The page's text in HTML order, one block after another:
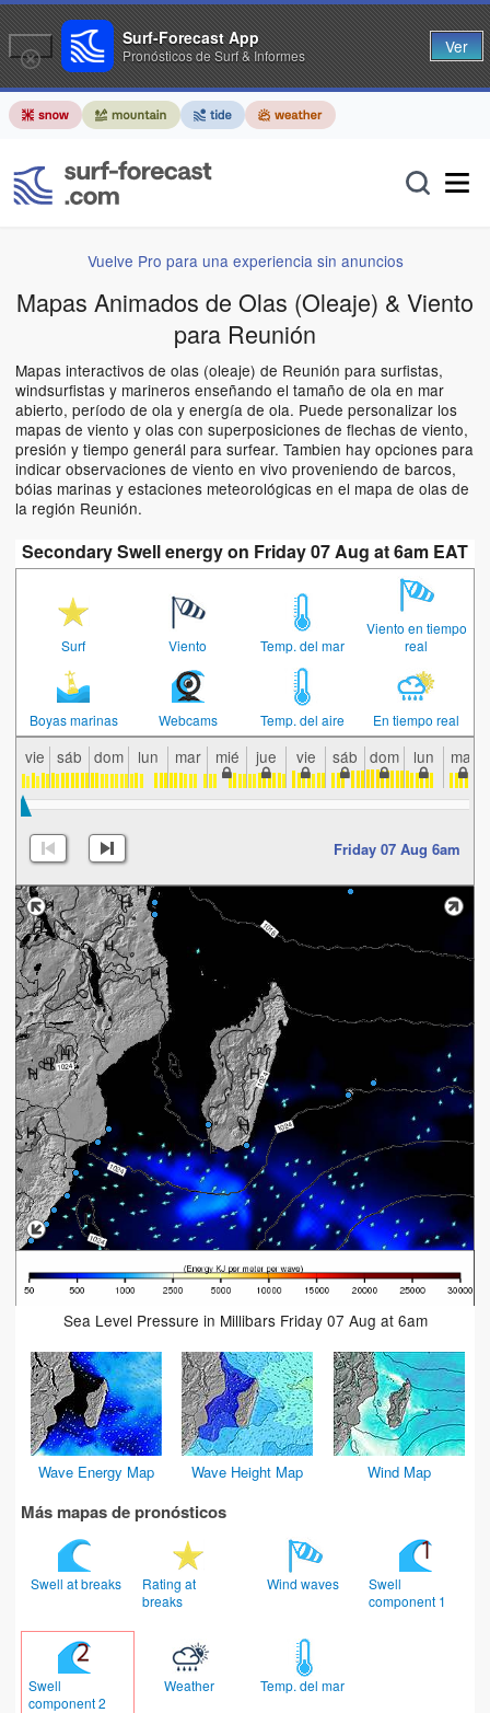
Vuelve Pro para una experiencia sin anuncios
Mapas Animados de Olas (Oleaje) & Viento
para Reunión
Mapas interactivos de olas (oleaje) de Reunión para surfistas,
windsurfistas y marineros enseñando el tamaño de ola en mar
abierto, período de ola y energía de ola. Puede personalizar los
mapas de viento y olas con superposiciones de flechas de viento,
presión y tiempo generál para surfear. Tambien hay opciones para
indicar observaciones de viento en vivo proveniendo de barcos,
bóias marinas y estaciones meteorológicas en el mapa de olas de
la región Reunión.
Secondary Swell energy on Friday 07 Aug at 6am EAT
Surf Viento Temp. del mar
Viento en tiempo
real
Boyas marinas Webcams Temp. del aire En tiempo real
vie sáb dom lun mar mié jue vie sáb dom lun mar
Friday 07 Aug 6am
Sea Level Pressure in Millibars Friday 07 Aug at 6am
Wave Energy Map Wave Height Map Wind Map
Más mapas de pronósticos
Swell at breaks
Rating at
breaks
Wind waves
Swell
component 1
Swell
component 2
Weather Temp. del mar
Surf-Forecast App
Pronósticos de Surf & Informes Ver